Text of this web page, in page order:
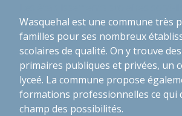
Wasquehal est une commune très
familles pour ses nombreux
scolaires de qualité. On y trouve
primaires publiques et privées, un
lyceé. La commune propose
formations professionnelles ce qui
champ des possibilités.